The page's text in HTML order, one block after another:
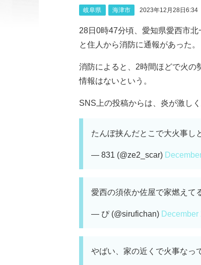
岐阜県 海津市 2023年12月28日6:34
28日0時47分頃、愛知県愛西市
と住人から消防に通報があった。
消防によると、2時間ほどで火の
情報はないという。
SNS上の投稿からは、炎が激し
たんぼ挟んだとこで大火事し
— 831 (@ze2_scar)
愛西の須依か佐屋で家燃えて
— ぴ (@sirufichan) December
やばい、家の近くで火事なっ